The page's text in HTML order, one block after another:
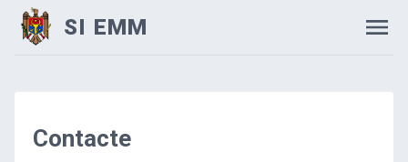
SI EMM
Contacte